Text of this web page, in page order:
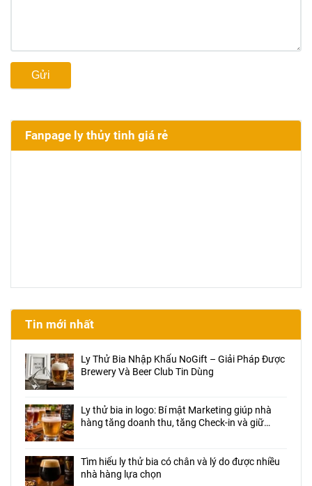
Gửi
Fanpage ly thủy tinh giá rẻ
Tin mới nhất
Ly Thử Bia Nhập Khẩu NoGift – Giải Pháp Được
Brewery Và Beer Club Tin Dùng
Ly thử bia in logo: Bí mật Marketing giúp nhà
hàng tăng doanh thu, tăng Check-in và giữ
Tìm hiểu ly thử bia có chân và lý do được nhiều
nhà hàng lựa chọn